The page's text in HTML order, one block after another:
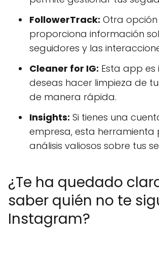
FollowerTrack: Otra
proporciona información
seguidores y las
Cleaner for IG: Esta app es
deseas hacer limpieza de
de manera rápida.
Insights: Si tienes una
empresa, esta herramienta
análisis valiosos sobre tus
¿Te ha quedado
saber quién no te
Instagram?